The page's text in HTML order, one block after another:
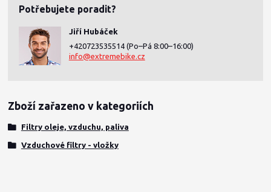
Potřebujete poradit?
Jiří Hubáček
+420723535514 (Po–Pá 8:00–16:00)
info@extremebike.cz
Zboží zařazeno v kategoriích
Filtry oleje, vzduchu, paliva
Vzduchové filtry - vložky